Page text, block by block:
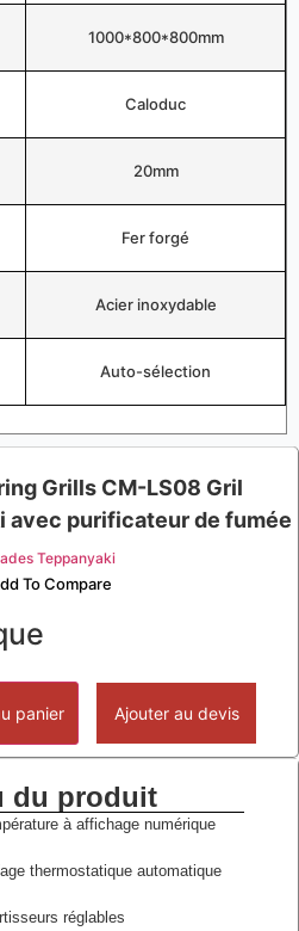
1000*800*800mm
Caloduc
20mm
Fer forgé
Acier inoxydable
Auto-sélection
Grills CM-LS08 Gril
avec purificateur de fumée
Teppanyaki
To Compare
panier Ajouter au devis
du produit
à affichage numérique
thermostatique automatique
réglables